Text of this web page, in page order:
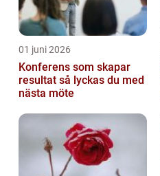
01 juni 2026
Konferens som skapar
resultat så lyckas du med
nästa möte